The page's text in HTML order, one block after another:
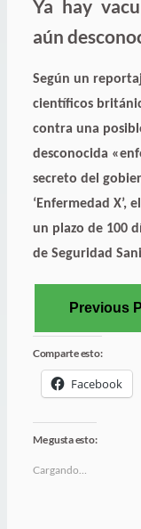
Ya hay
aún
Según un
científicos
contra una
desconocida
secreto del
‘Enfermedad X’,
un plazo de 100
de Seguridad
Previous
Comparte esto:
Facebook
Me gusta esto:
Cargando…